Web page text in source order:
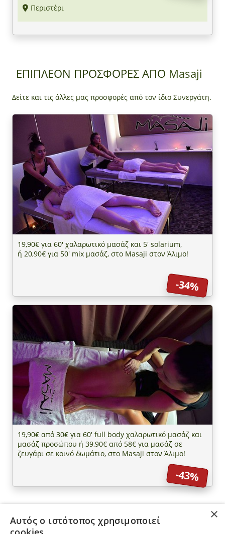
Περιστέρι
ΕΠΙΠΛΕΟΝ ΠΡΟΣΦΟΡΕΣ ΑΠΟ Masaji
Δείτε και τις άλλες μας προσφορές από τον ίδιο Συνεργάτη.
19,90€ για 60' χαλαρωτικό μασάζ και 5' solarium,
ή 20,90€ για 50' mix μασάζ, στο Masaji στον Άλιμο!
-34%
19,90€ από 30€ για 60' full body χαλαρωτικό μασάζ και
μασάζ προσώπου ή 39,90€ από 58€ για μασάζ σε
ζευγάρι σε κοινό δωμάτιο, στο Masaji στον Άλιμο!
-43%
ΠΛΗΡΟΦΟΡΙΕΣ
×
Αυτός ο ιστότοπος χρησιμοποιεί